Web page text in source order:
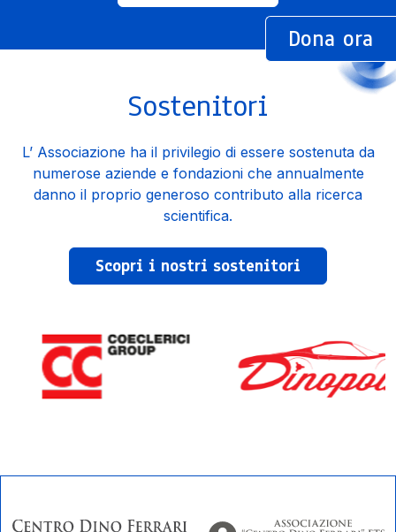
Sostenitori
L’ Associazione ha il privilegio di essere sostenuta da
numerose aziende e fondazioni che annualmente
danno il proprio generoso contributo alla ricerca
scientifica.
Scopri i nostri sostenitori
Dona ora